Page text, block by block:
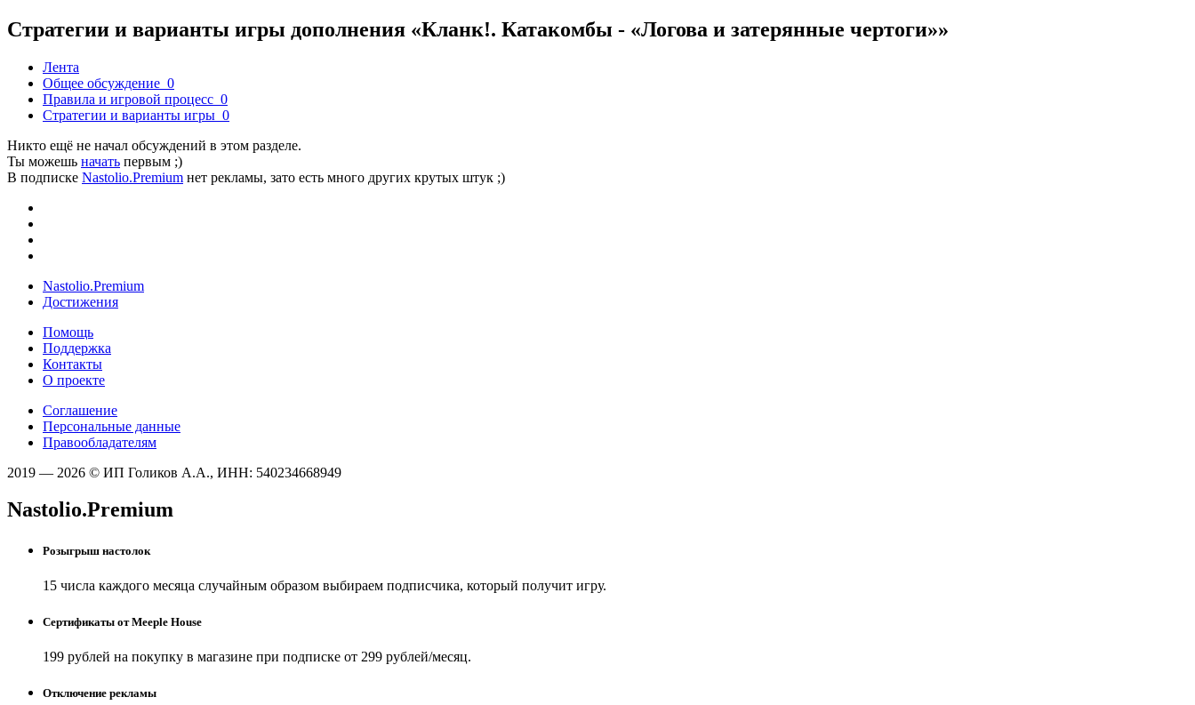
Стратегии и варианты игры дополнения «Кланк!. Катакомбы - «Логова и затерянные чертоги»»
Лента
Общее обсуждение 0
Правила и игровой процесс 0
Стратегии и варианты игры 0
Никто ещё не начал обсуждений в этом разделе.
Ты можешь начать первым ;)
В подписке Nastolio.Premium нет рекламы, зато есть много других крутых штук ;)
Nastolio.Premium
Достижения
Помощь
Поддержка
Контакты
О проекте
Соглашение
Персональные данные
Правообладателям
2019 — 2026 © ИП Голиков А.А., ИНН: 540234668949
Nastolio.Premium
Розыгрыш настолок
15 числа каждого месяца случайным образом выбираем подписчика, который получит игру.
Сертификаты от Meeple House
199 рублей на покупку в магазине при подписке от 299 рублей/месяц.
Отключение рекламы